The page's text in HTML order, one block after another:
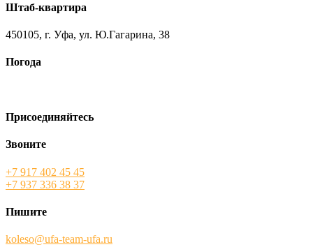
Штаб-квартира
450105, г. Уфа, ул. Ю.Гагарина, 38
Погода
Присоединяйтесь
Звоните
+7 917 402 45 45
+7 937 336 38 37
Пишите
koleso@ufa-team-ufa.ru